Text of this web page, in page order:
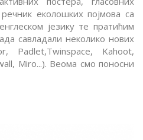
еколошких појмова са
језику те пратићим
савладали неколико нових
Padlet,Twinspace, Kahoot,
Miro...). Веома смо поносни